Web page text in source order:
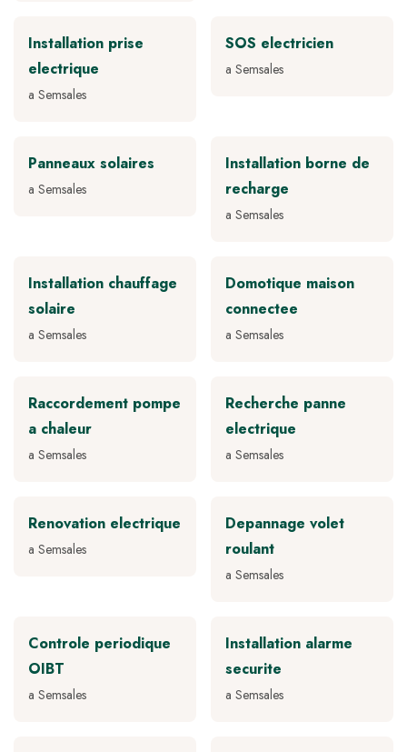
Installation prise
electrique
a Semsales
SOS electricien
a Semsales
Panneaux solaires
a Semsales
Installation borne de
recharge
a Semsales
Installation chauffage
solaire
a Semsales
Domotique maison
connectee
a Semsales
Raccordement pompe
a chaleur
a Semsales
Recherche panne
electrique
a Semsales
Renovation electrique
a Semsales
Depannage volet
roulant
a Semsales
Controle periodique
OIBT
a Semsales
Installation alarme
securite
a Semsales